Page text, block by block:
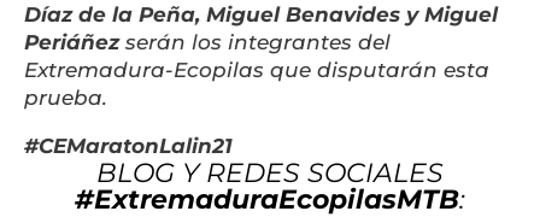
Díaz de la Peña, Miguel Benavides y Miguel
Periáñezserán los integrantes del
Extremadura-Ecopilas que disputarán esta
prueba.
#CEMaratonLalin21
BLOG Y REDES SOCIALES
#ExtremaduraEcopilasMTB: